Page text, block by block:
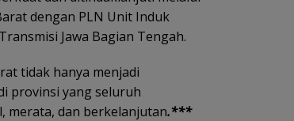
dengan PLN Unit Induk
Jawa Bagian Tengah.
tidak hanya menjadi
provinsi yang seluruh
merata, dan berkelanjutan.***